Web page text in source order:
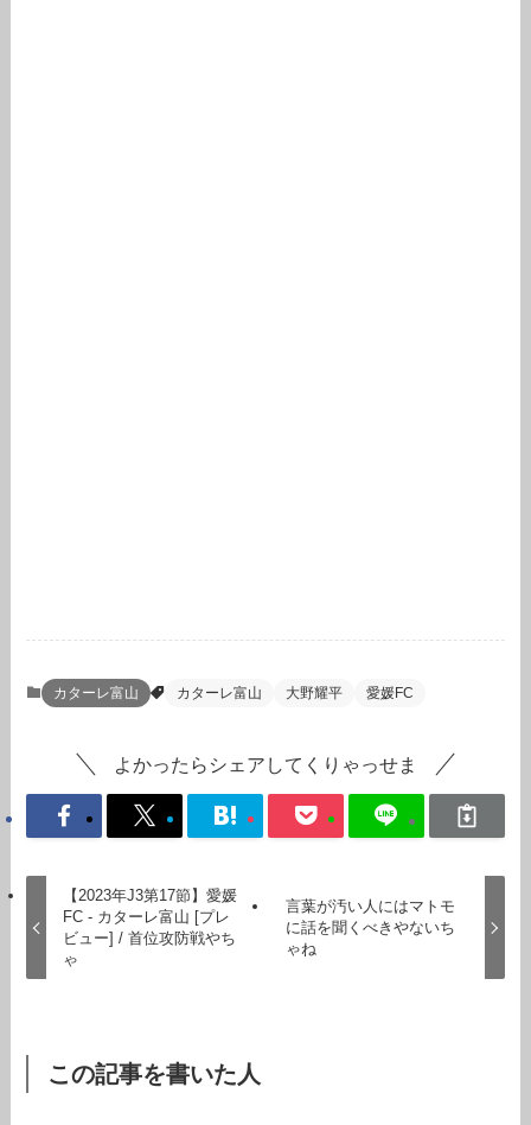
カターレ富山 カターレ富山 大野耀平 愛媛FC
よかったらシェアしてくりゃっせま
【2023年J3第17節】愛媛
FC - カターレ富山 [プレ
ビュー] / 首位攻防戦やち
ゃ
言葉が汚い人にはマトモ
に話を聞くべきやないち
ゃね
この記事を書いた人